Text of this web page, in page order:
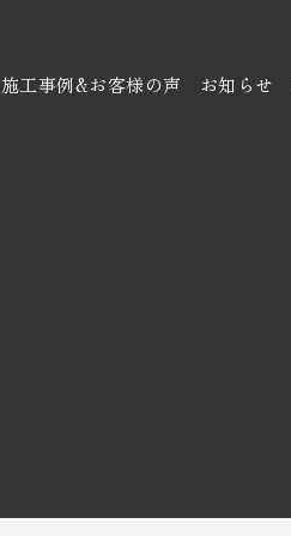
施工事例&お客様の声 お知らせ